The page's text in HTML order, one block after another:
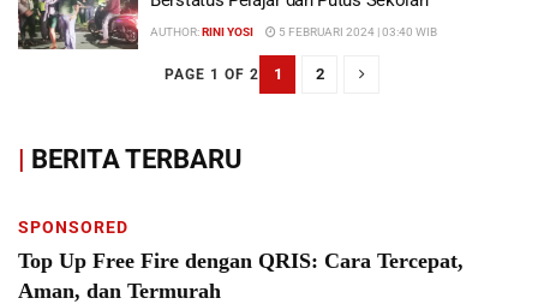
AUTHOR:RINI YOSI 5 FEBRUARI 2024 | 03:40 WIB
PAGE 1 OF 2 1 2
| BERITA TERBARU
SPONSORED
Top Up Free Fire dengan QRIS: Cara Tercepat,
Aman, dan Termurah